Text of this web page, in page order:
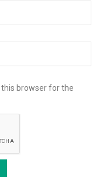
browser for the